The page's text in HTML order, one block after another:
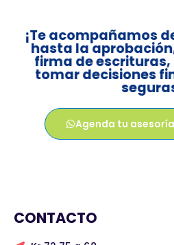
¡Te acompañamos
hasta la
firma de
tomar decisiones
Agenda tu
CONTACTO